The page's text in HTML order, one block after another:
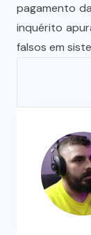
pagamento
inquérito
falsos em